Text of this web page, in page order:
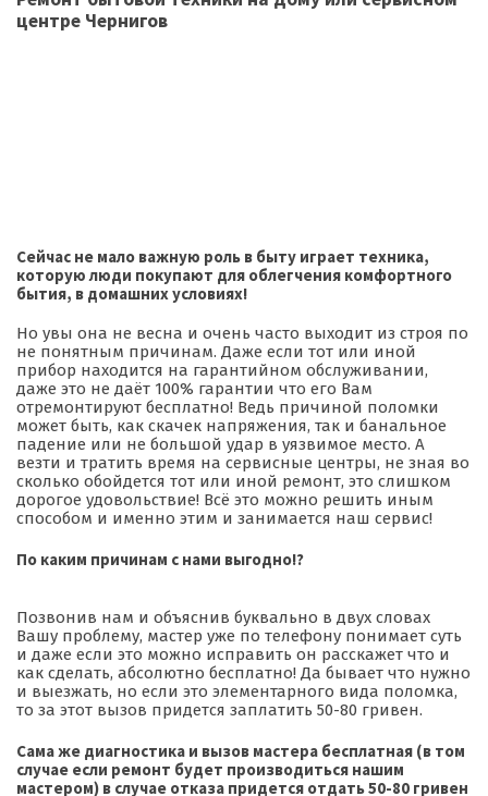
центре Чернигов
Сейчас не мало важную роль в быту играет техника,
которую люди покупают для облегчения комфортного
бытия, в домашних условиях!
Но увы она не весна и очень часто выходит из строя по
не понятным причинам. Даже если тот или иной
прибор находится на гарантийном обслуживании,
даже это не даёт 100% гарантии что его Вам
отремонтируют бесплатно! Ведь причиной поломки
может быть, как скачек напряжения, так и банальное
падение или не большой удар в уязвимое место. А
везти и тратить время на сервисные центры, не зная во
сколько обойдется тот или иной ремонт, это слишком
дорогое удовольствие! Всё это можно решить иным
способом и именно этим и занимается наш сервис!
По каким причинам с нами выгодно!?
Позвонив нам и объяснив буквально в двух словах
Вашу проблему, мастер уже по телефону понимает суть
и даже если это можно исправить он расскажет что и
как сделать, абсолютно бесплатно! Да бывает что нужно
и выезжать, но если это элементарного вида поломка,
то за этот вызов придется заплатить 50-80 гривен.
Сама же диагностика и вызов мастера бесплатная (в том
случае если ремонт будет производиться нашим
мастером) в случае отказа придется отдать 50-80 гривен